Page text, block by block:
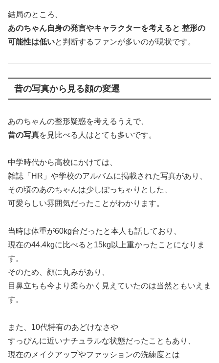
結局のところ、
あのちゃん自身の発言やキャラクターを考えると 整形の
可能性は低いと判断するファンが多いのが現状です。
昔の写真から見る顔の変遷
あのちゃんの整形疑惑を考えるうえで、
昔の写真を見比べる人はとても多いです。
中学時代から高校にかけては、
雑誌「HR」や学校のアルバムに掲載された写真があり、
その頃のあのちゃんは少しぽっちゃりとした、
可愛らしい雰囲気だったことがわかります。
当時は体重が60kg台だったと本人も話しており、
現在の44.4kgに比べると15kg以上重かったことになりま
す。
そのため、顔に丸みがあり、
目鼻立ちも今より柔らかく見えていたのは当然ともいえま
す。
また、10代特有のあどけなさや
すっぴんに近いナチュラルな状態だったこともあり、
現在のメイクアップやファッションの洗練度とは